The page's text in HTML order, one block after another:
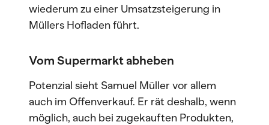
wiederum zu einer Umsatzsteigerung in
Müllers Hofladen führt.
Vom Supermarkt abheben
Potenzial sieht Samuel Müller vor allem
auch im Offenverkauf. Er rät deshalb, wenn
möglich, auch bei zugekauften Produkten,